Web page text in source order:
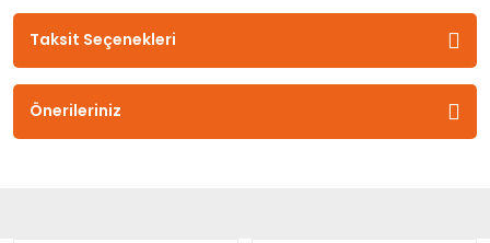
Taksit Seçenekleri
Önerileriniz